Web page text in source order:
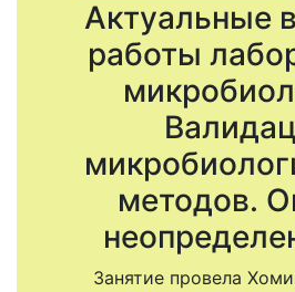
Актуальные
работы
методов.
Занятие провела